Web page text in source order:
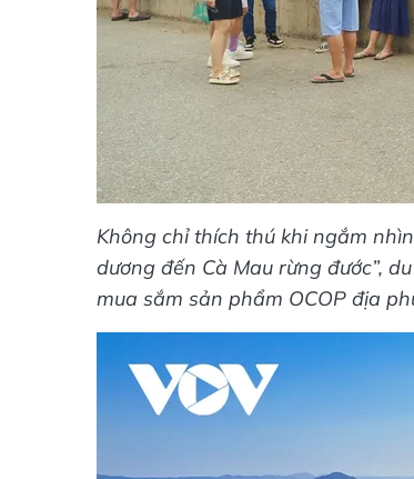
Không chỉ thích thú khi ngắm
dương đến Cà Mau rừng đước”,
mua sắm sản phẩm OCOP địa